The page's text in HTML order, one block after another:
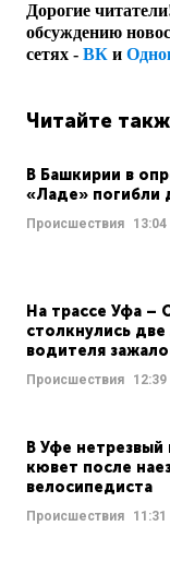
Дорогие
обсуждению
сетях - ВК и
Читайте
В Башкирии в
«Ладе» погибли
Происшествия 13:04
На трассе Уфа –
столкнулись
водителя зажало
Происшествия 12:39
В Уфе нетрезвый
кювет после
велосипедиста
Происшествия 11:31